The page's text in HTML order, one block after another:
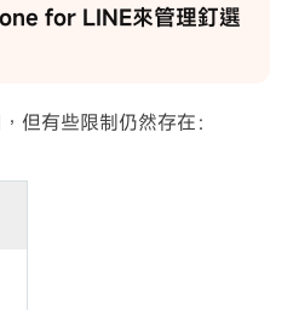
for LINE來管理釘選
但有些限制仍然存在：